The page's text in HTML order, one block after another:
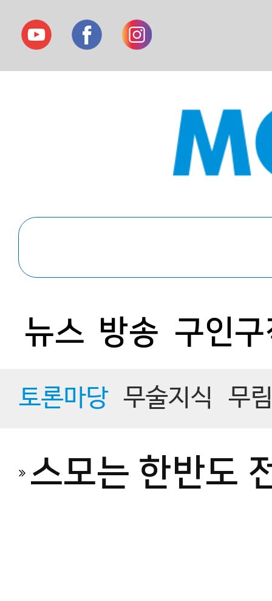
뉴스 방송 구인
토론마당 무술지식 무
스모는 한반도